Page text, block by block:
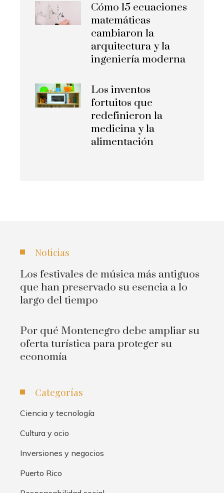
Cómo 15 ecuaciones
matemáticas
cambiaron la
arquitectura y la
ingeniería moderna
Los inventos
fortuitos que
redefinieron la
medicina y la
alimentación
Noticias
Los festivales de música más antiguos
que han preservado su esencia a lo
largo del tiempo
Por qué Montenegro debe ampliar su
oferta turística para proteger su
economía
Categorías
Ciencia y tecnología
Cultura y ocio
Inversiones y negocios
Puerto Rico